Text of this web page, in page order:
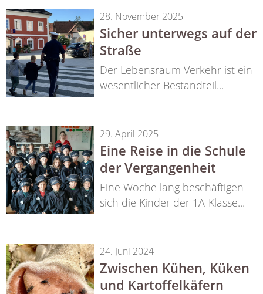
28. November 2025
Sicher unterwegs auf der
Straße
Der Lebensraum Verkehr ist ein
wesentlicher Bestandteil...
29. April 2025
Eine Reise in die Schule
der Vergangenheit
Eine Woche lang beschäftigen
sich die Kinder der 1A-Klasse...
24. Juni 2024
Zwischen Kühen, Küken
und Kartoffelkäfern